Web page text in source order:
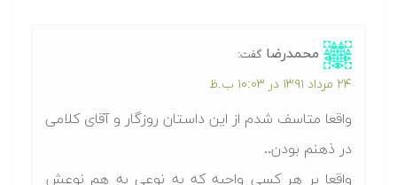
محمدرضا گفت:
۲۴ مرداد ۱۳۹۱ در ۱۰:۰۳ ب.ظ
واقعا متاسف شدم از این داستان روزگار و آقای کلامی
در ذهنم بودن..
واقعا بر هر کسی واجبه که به نوعی به هم نوعش